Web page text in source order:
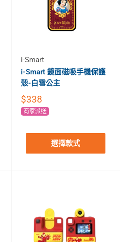
i-Smart
i-Smart 鏡面磁吸手機保護
殼-白雪公主
$338
商家派送
選擇款式